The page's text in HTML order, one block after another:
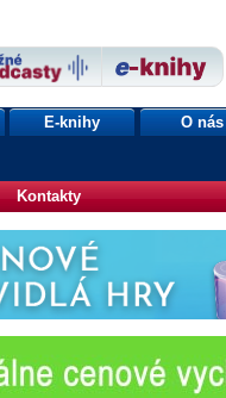
E-knihy O nás
Kontakty